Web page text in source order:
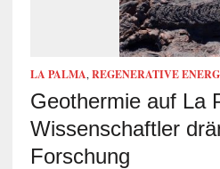
LA PALMA, REGENERATIVE
Geothermie auf La
Wissenschaftler
Forschung